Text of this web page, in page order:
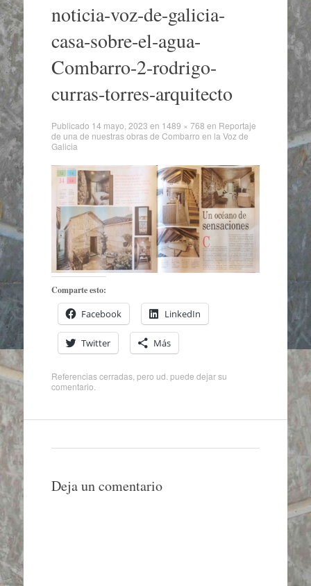
contenidonoticia-voz-de-galicia-
casa-sobre-el-agua-
Combarro-2-rodrigo-
curras-torres-arquitecto
Publicado 14 mayo, 2023 en 1489 × 768 en Reportaje
de una de nuestras obras de Combarro en la Voz de
Galicia
Comparte esto:
Facebook LinkedIn
Twitter Más
Referencias cerradas, pero ud. puede dejar su
comentario
Deja un comentario